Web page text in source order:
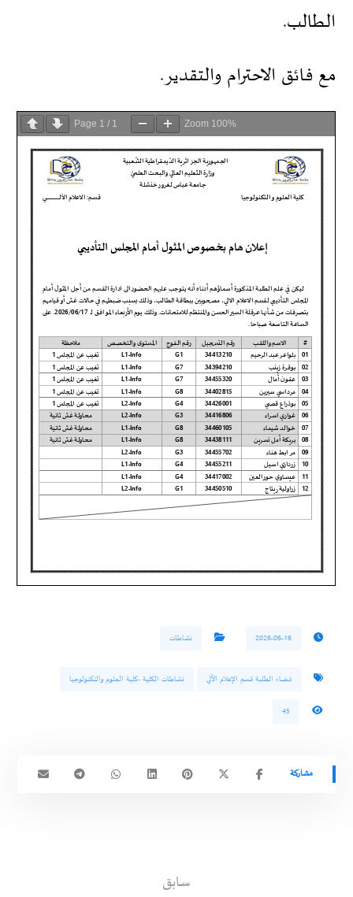
الطالب.
مع فائق الاحترام والتقدير.
Page 1 / 1 Zoom 100%
2026-06-16 نشاطات
فضاء الطلبة قسم الإعلام الآلي نشاطات الكلية -كلية العلوم والتكنولوجيا
45
سابق